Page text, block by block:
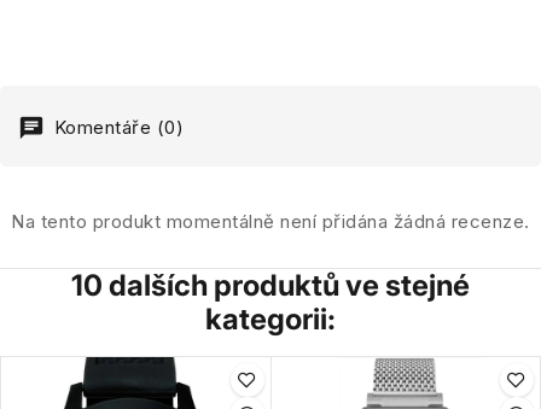
Komentáře (0)
Na tento produkt momentálně není přidána žádná recenze.
10 dalších produktů ve stejné
kategorii: